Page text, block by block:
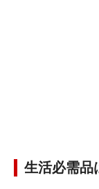
生活必需品